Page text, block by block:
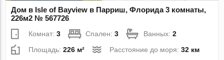
Дом в Isle of Bayview в Парриш, Флорида 3 комнаты,
226м2 № 567726
Комнат:3 Спален:3 Ванных:2
Площадь:226 м² Расстояние до моря:32 км